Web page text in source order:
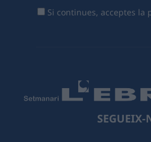
Si continues, acceptes la
SEGUEIX-